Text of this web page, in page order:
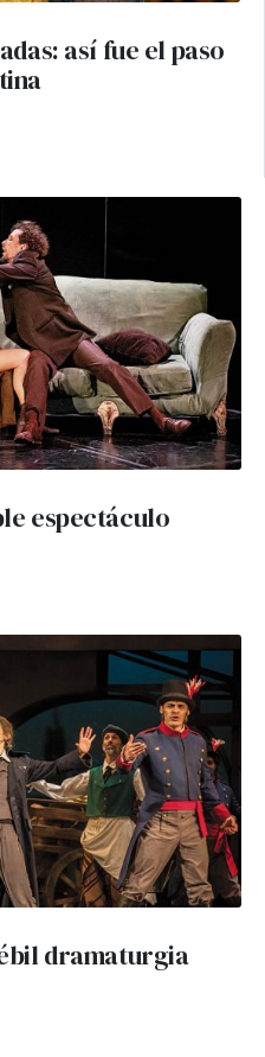
así fue el paso
espectáculo
dramaturgia